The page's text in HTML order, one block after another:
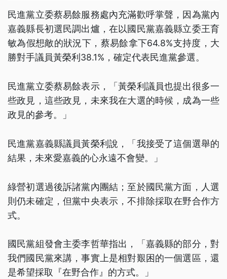
民進黨立委蔡易餘服務處內充滿歡呼掌聲，因為黨內
嘉義縣長初選民調出爐，在以國民黨嘉義縣立委王育
敏為假想敵的狀況下，蔡易餘拿下64.8%支持度，大
勝對手議員黃榮利38.1%，確定代表民進黨參選。
民進黨立委蔡易餘表示，「黃榮利議員也提出很多一
些政見，這些政見，未來我在大選的時候，成為一些
政見的參考。」
民進黨嘉義縣議員黃榮利說，「我接受了這個選舉的
結果，未來愛嘉義的心永遠不會變。」
綠營初選過後訴諸黨內團結；至於國民黨方面，人選
則仍未確定，但黨中央表示，不排除採取在野合作方
式。
國民黨組發會主委李哲華指出，「嘉義縣的部分，對
我們國民黨來講，事實上是相對艱困的一個選區，還
是希望採取『在野合作』的方式。」